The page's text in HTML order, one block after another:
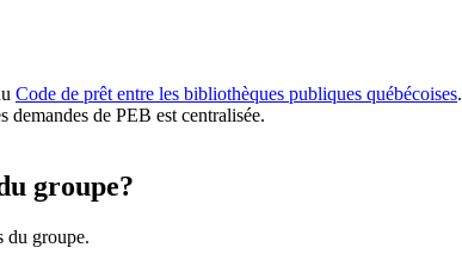
Code de prêt entre les bibliothèques publiques québécoises.
de PEB est centralisée.
groupe?
du groupe.